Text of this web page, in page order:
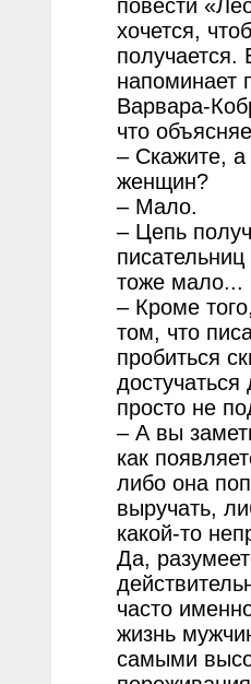
повести
хочется,
получается.
напоминает
Варвара-
что
– Скажите, а
женщин?
– Мало.
– Цепь
тоже мало...
– Кроме
том, что
пробиться
просто не
– А вы
как
либо она
выручать,
какой-то
Да,
часто
жизнь
самыми